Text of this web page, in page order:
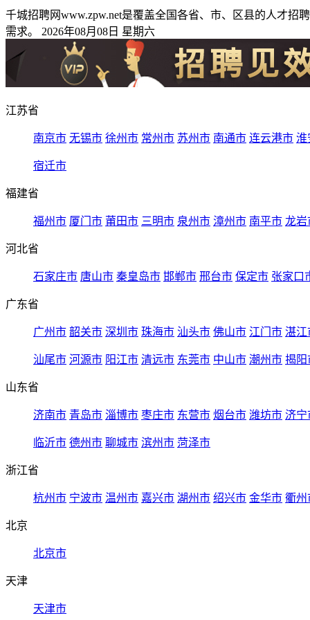
千城招聘网www.zpw.net是覆盖全国各省、市、区县的人才
需求。 2026年08月08日 星期六
江苏省
南京市 无锡市 徐州市 常州市 苏州市 南通市 连云港市 淮
宿迁市
福建省
福州市 厦门市 莆田市 三明市 泉州市 漳州市 南平市 龙岩
河北省
石家庄市 唐山市 秦皇岛市 邯郸市 邢台市 保定市 张家口
广东省
广州市 韶关市 深圳市 珠海市 汕头市 佛山市 江门市 湛江
汕尾市 河源市 阳江市 清远市 东莞市 中山市 潮州市 揭阳
山东省
济南市 青岛市 淄博市 枣庄市 东营市 烟台市 潍坊市 济宁
临沂市 德州市 聊城市 滨州市 菏泽市
浙江省
杭州市 宁波市 温州市 嘉兴市 湖州市 绍兴市 金华市 衢州
北京
北京市
天津
天津市